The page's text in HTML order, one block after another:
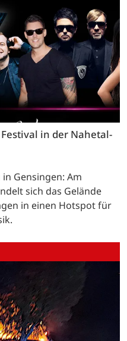
in der Nahetal-
Gensingen: Am
sich das Gelände
in einen Hotspot für